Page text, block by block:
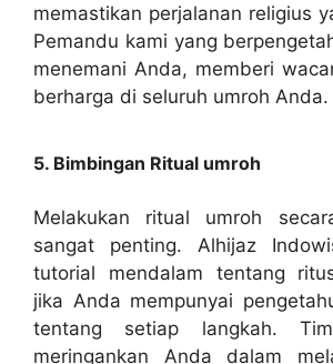
memastikan perjalanan religius
Pemandu kami yang
menemani Anda, memberi
berharga di seluruh umroh Anda.
5. Bimbingan Ritual umroh
Melakukan ritual umroh
sangat penting. Alhijaz
tutorial mendalam tentang
jika Anda mempunyai
tentang setiap langkah.
meringankan Anda dalam